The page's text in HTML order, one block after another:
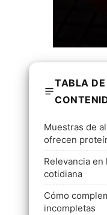
TABLA DE
Muestras de
ofrecen
Relevancia
cotidiana
Cómo
incompletas